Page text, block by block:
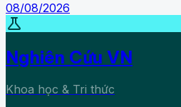
08/08/2026
science
Nghiên Cứu VN
Khoa học & Tri thức